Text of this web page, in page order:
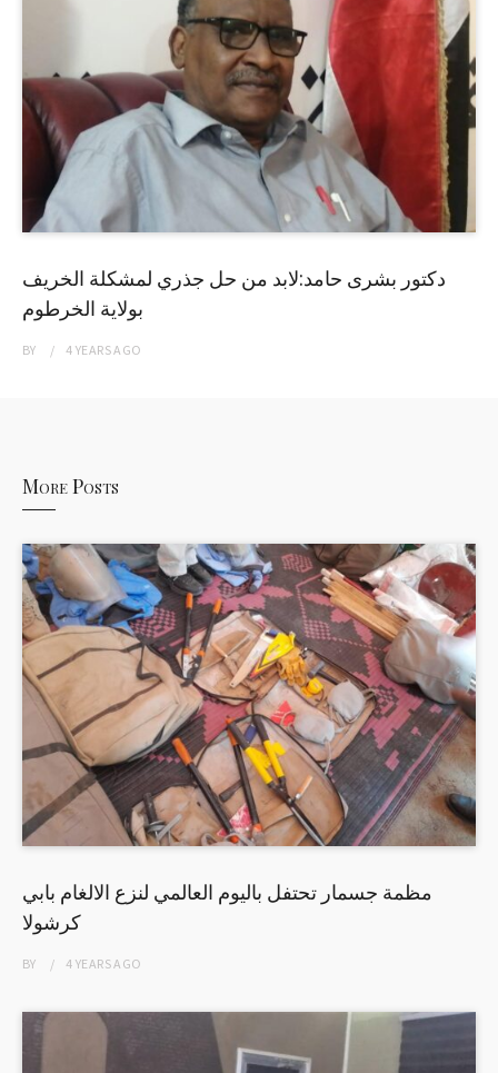
دكتور بشرى حامد:لابد من حل جذري لمشكلة الخريف
بولاية الخرطوم
BY 4 YEARSAGO
More Posts
مظمة جسمار تحتفل باليوم العالمي لنزع الالغام بابي
كرشولا
BY 4 YEARSAGO